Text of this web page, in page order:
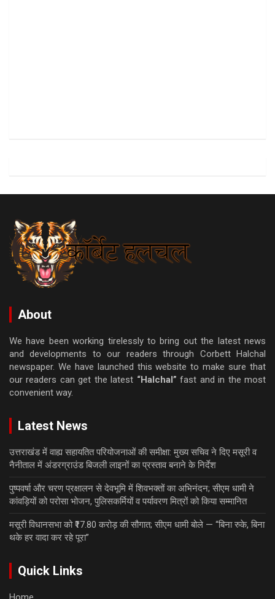
About
We have been working tirelessly to bring out the latest news
and developments to our readers through Corbett Halchal
newspaper. We have launched this website to make sure that
our readers can get the latest “Halchal” fast and in the most
convenient way.
Latest News
उत्तराखंड में वाह्य सहायतित परियोजनाओं की समीक्षा: मुख्य सचिव ने दिए मसूरी व
नैनीताल में अंडरग्राउंड बिजली लाइनों का प्रस्ताव बनाने के निर्देश
पुष्पवर्षा और चरण प्रक्षालन से देवभूमि में शिवभक्तों का अभिनंदन; सीएम धामी ने
कांवड़ियों को परोसा भोजन, पुलिसकर्मियों व पर्यावरण मित्रों को किया सम्मानित
मसूरी विधानसभा को ₹17.80 करोड़ की सौगात; सीएम धामी बोले — “बिना रुके, बिना
थके हर वादा कर रहे पूरा”
Quick Links